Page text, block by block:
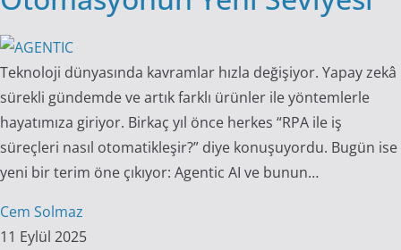
Teknoloji dünyasında kavramlar hızla değişiyor. Yapay zekâ
sürekli gündemde ve artık farklı ürünler ile yöntemlerle
hayatımıza giriyor. Birkaç yıl önce herkes “RPA ile iş
süreçleri nasıl otomatikleşir?” diye konuşuyordu. Bugün ise
yeni bir terim öne çıkıyor: Agentic AI ve bunun…
Cem Solmaz
11 Eylül 2025